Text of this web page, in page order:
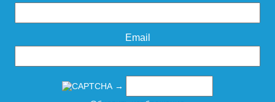
Email
→